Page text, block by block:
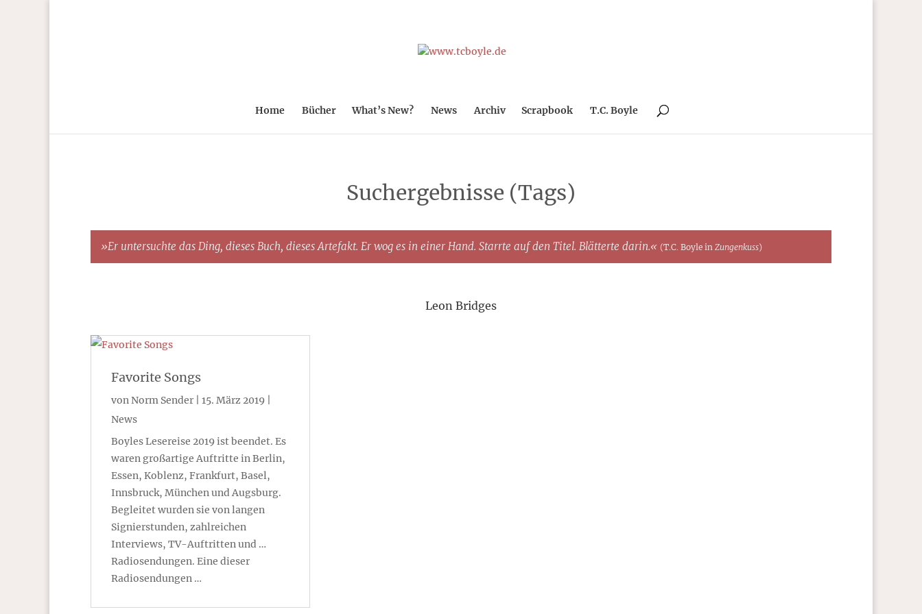
Home Bücher What’s New? News Archiv Scrapbook T.C. Boyle
Suchergebnisse (Tags)
»Er untersuchte das Ding, dieses Buch, dieses Artefakt. Er wog es in einer Hand. Starrte auf den Titel. Blätterte darin.« (T.C. Boyle in Zungenkuss)
Leon Bridges
Favorite Songs
vonNorm Sender 15. März 2019
News
Boyles Lesereise 2019 ist beendet. Es
waren großartige Auftritte in Berlin,
Essen, Koblenz, Frankfurt, Basel,
Innsbruck, München und Augsburg.
Begleitet wurden sie von langen
Signierstunden, zahlreichen
Interviews, TV-Auftritten und …
Radiosendungen. Eine dieser
Radiosendungen …